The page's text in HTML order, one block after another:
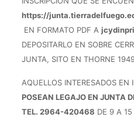
https://
EN FORMATO PDF A
DEPOSITARLO EN SOBRE
JUNTA, SITO EN THORNE
AQUELLOS INTERESADOS EN
POSEAN LEGAJO EN JUNTA
TEL. 2964-420468 DE 9 A 15